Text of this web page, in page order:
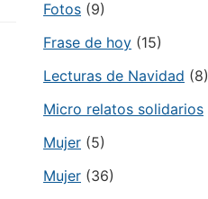
Fotos (9)
Frase de hoy (15)
Lecturas de Navidad (8)
Micro relatos solidarios
Mujer (5)
Mujer (36)